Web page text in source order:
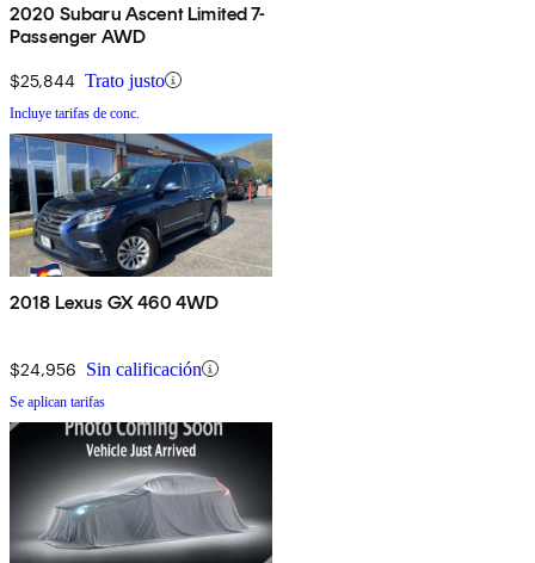
2020 Subaru Ascent Limited 7-
Passenger AWD
$25,844 Trato justo
Incluye tarifas de conc.
2018 Lexus GX 460 4WD
$24,956 Sin calificación
Se aplican tarifas